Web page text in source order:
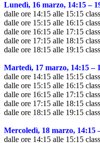
Lunedì, 16 marzo, 14:15 –
dalle ore 14:15 alle 15:15
dalle ore 15:15 alle 16:15
dalle ore 16:15 alle 17:15
dalle ore 17:15 alle 18:15
dalle ore 18:15 alle 19:15
Martedì, 17 marzo, 14:15 –
dalle ore 14:15 alle 15:15
dalle ore 15:15 alle 16:15
dalle ore 16:15 alle 17:15
dalle ore 17:15 alle 18:15
dalle ore 18:15 alle 19:15
Mercoledì, 18 marzo, 14:15
dalle ore 14:15 alle 15:15